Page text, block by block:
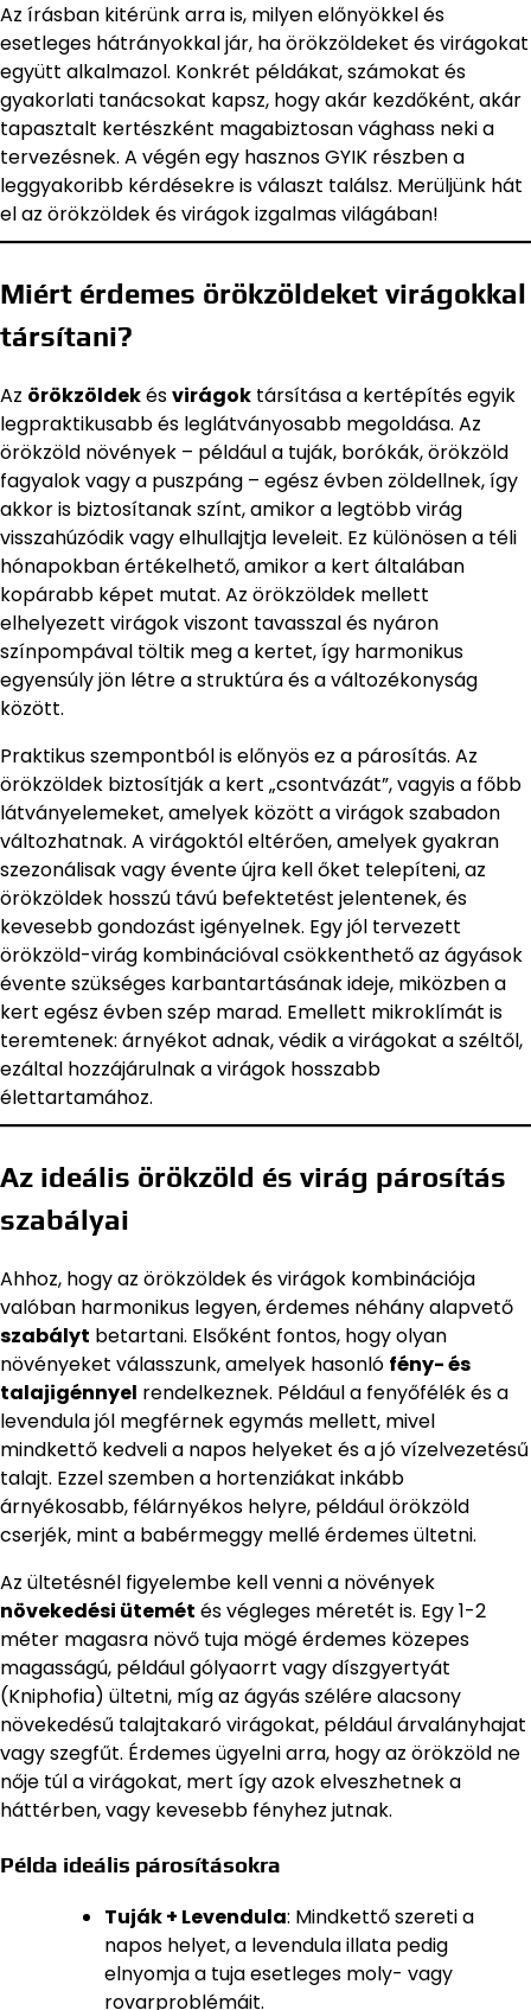
Az írásban kitérünk arra is, milyen előnyökkel és
esetleges hátrányokkal jár, ha örökzöldeket és virágokat
együtt alkalmazol. Konkrét példákat, számokat és
gyakorlati tanácsokat kapsz, hogy akár kezdőként, akár
tapasztalt kertészként magabiztosan vághass neki a
tervezésnek. A végén egy hasznos GYIK részben a
leggyakoribb kérdésekre is választ találsz. Merüljünk hát
el az örökzöldek és virágok izgalmas világában!
Miért érdemes örökzöldeket virágokkal
társítani?
Az örökzöldekésvirágok társítása a kertépítés egyik
legpraktikusabb és leglátványosabb megoldása. Az
örökzöld növények – például a tuják, borókák, örökzöld
fagyalok vagy a puszpáng – egész évben zöldellnek, így
akkor is biztosítanak színt, amikor a legtöbb virág
visszahúzódik vagy elhullajtja leveleit. Ez különösen a téli
hónapokban értékelhető, amikor a kert általában
kopárabb képet mutat. Az örökzöldek mellett
elhelyezett virágok viszont tavasszal és nyáron
színpompával töltik meg a kertet, így harmonikus
egyensúly jön létre a struktúra és a változékonyság
között.
Praktikus szempontból is előnyös ez a párosítás. Az
örökzöldek biztosítják a kert „csontvázát”, vagyis a főbb
látványelemeket, amelyek között a virágok szabadon
változhatnak. A virágoktól eltérően, amelyek gyakran
szezonálisak vagy évente újra kell őket telepíteni, az
örökzöldek hosszú távú befektetést jelentenek, és
kevesebb gondozást igényelnek. Egy jól tervezett
örökzöld-virág kombinációval csökkenthető az ágyások
évente szükséges karbantartásának ideje, miközben a
kert egész évben szép marad. Emellett mikroklímát is
teremtenek: árnyékot adnak, védik a virágokat a széltől,
ezáltal hozzájárulnak a virágok hosszabb
élettartamához.
Az ideális örökzöld és virág párosítás
szabályai
Ahhoz, hogy az örökzöldek és virágok kombinációja
valóban harmonikus legyen, érdemes néhány alapvető
szabályt betartani. Elsőként fontos, hogy olyan
növényeket válasszunk, amelyek hasonló fény- és
talajigénnyel rendelkeznek. Például a fenyőfélék és a
levendula jól megférnek egymás mellett, mivel
mindkettő kedveli a napos helyeket és a jó vízelvezetésű
talajt. Ezzel szemben a hortenziákat inkább
árnyékosabb, félárnyékos helyre, például örökzöld
cserjék, mint a babérmeggy mellé érdemes ültetni.
Az ültetésnél figyelembe kell venni a növények
növekedési ütemét és végleges méretét is. Egy 1-2
méter magasra növő tuja mögé érdemes közepes
magasságú, például gólyaorrt vagy díszgyertyát
(Kniphofia) ültetni, míg az ágyás szélére alacsony
növekedésű talajtakaró virágokat, például árvalányhajat
vagy szegfűt. Érdemes ügyelni arra, hogy az örökzöld ne
nője túl a virágokat, mert így azok elveszhetnek a
háttérben, vagy kevesebb fényhez jutnak.
Példa ideális párosításokra
Tuják + Levendula: Mindkettő szereti a
napos helyet, a levendula illata pedig
elnyomja a tuja esetleges moly- vagy
rovarproblémáit.